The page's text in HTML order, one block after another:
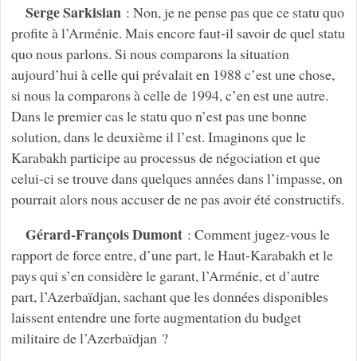
Serge Sarkisian : Non, je ne pense pas que ce statu quo
profite à l’Arménie. Mais encore faut-il savoir de quel statu
quo nous parlons. Si nous comparons la situation
aujourd’hui à celle qui prévalait en 1988 c’est une chose,
si nous la comparons à celle de 1994, c’en est une autre.
Dans le premier cas le statu quo n’est pas une bonne
solution, dans le deuxième il l’est. Imaginons que le
Karabakh participe au processus de négociation et que
celui-ci se trouve dans quelques années dans l’impasse, on
pourrait alors nous accuser de ne pas avoir été constructifs.
Gérard-François Dumont: Comment jugez-vous le
rapport de force entre, d’une part, le Haut-Karabakh et le
pays qui s’en considère le garant, l’Arménie, et d’autre
part, l’Azerbaïdjan, sachant que les données disponibles
laissent entendre une forte augmentation du budget
militaire de l’Azerbaïdjan ?